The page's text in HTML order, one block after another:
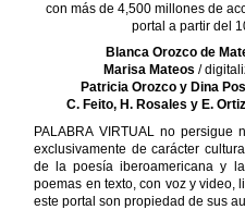
con más de 4,500 millones de
portal a partir del
Blanca Orozco de
Marisa Mateos /
Patricia Orozco y Dina
C. Feito, H. Rosales y E.
PALABRA VIRTUAL no
exclusivamente de carácter
de la poesía iberoamericana y
poemas en texto, con voz y video,
este portal son propiedad de sus